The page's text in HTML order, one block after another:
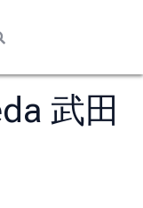
武田